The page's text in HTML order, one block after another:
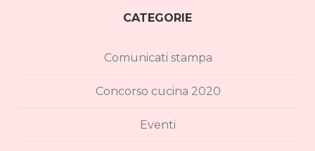
CATEGORIE
Comunicati stampa
Concorso cucina 2020
Eventi